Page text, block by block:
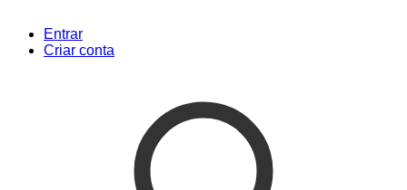
Entrar
Criar conta